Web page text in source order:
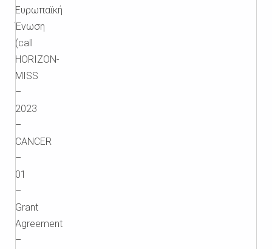
Ευρωπαϊκή
Ένωση
(call
HORIZON-
MISS
–
2023
–
CANCER
–
01
–
Grant
Agreement
–